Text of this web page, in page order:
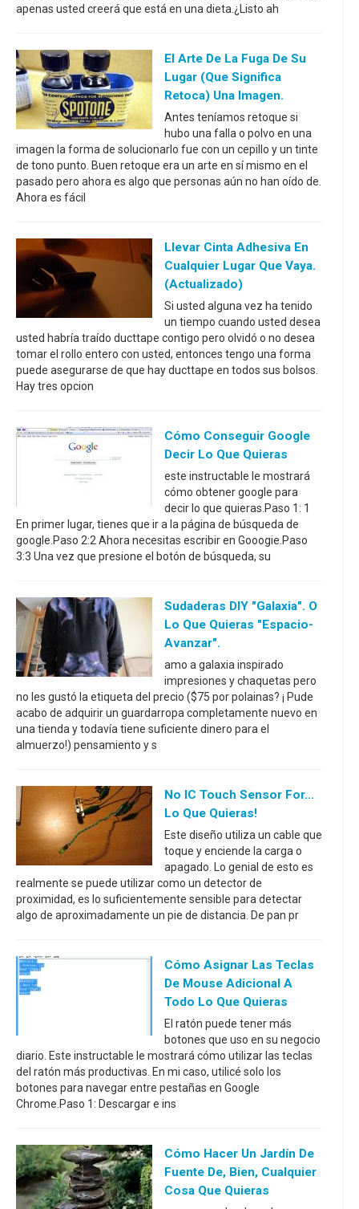
apenas usted creerá que está en una dieta.¿Listo ah
El Arte De La Fuga De Su
Lugar (que Significa
Retoca) Una Imagen.
Antes teníamos retoque si
hubo una falla o polvo en una
imagen la forma de solucionarlo fue con un cepillo y un tinte
de tono punto. Buen retoque era un arte en sí mismo en el
pasado pero ahora es algo que personas aún no han oído de.
Ahora es fácil
Llevar Cinta Adhesiva En
Cualquier Lugar Que Vaya.
(Actualizado)
Si usted alguna vez ha tenido
un tiempo cuando usted desea
usted habría traído ducttape contigo pero olvidó o no desea
tomar el rollo entero con usted, entonces tengo una forma
puede asegurarse de que hay ducttape en todos sus bolsos.
Hay tres opcion
Cómo Conseguir Google
Decir Lo Que Quieras
este instructable le mostrará
cómo obtener google para
decir lo que quieras.Paso 1: 1
En primer lugar, tienes que ir a la página de búsqueda de
google.Paso 2:2 Ahora necesitas escribir en Gooogie.Paso
3:3 Una vez que presione el botón de búsqueda, su
Sudaderas DIY "Galaxia". O
Lo Que Quieras "Espacio-
Avanzar".
amo a galaxia inspirado
impresiones y chaquetas pero
no les gustó la etiqueta del precio ($75 por polainas? ¡ Pude
acabo de adquirir un guardarropa completamente nuevo en
una tienda y todavía tiene suficiente dinero para el
almuerzo!) pensamiento y s
No IC Touch Sensor For...
Lo Que Quieras!
Este diseño utiliza un cable que
toque y enciende la carga o
apagado. Lo genial de esto es
realmente se puede utilizar como un detector de
proximidad, es lo suficientemente sensible para detectar
algo de aproximadamente un pie de distancia. De pan pr
Cómo Asignar Las Teclas
De Mouse Adicional A
Todo Lo Que Quieras
El ratón puede tener más
botones que uso en su negocio
diario. Este instructable le mostrará cómo utilizar las teclas
del ratón más productivas. En mi caso, utilicé solo los
botones para navegar entre pestañas en Google
Chrome.Paso 1: Descargar e ins
Cómo Hacer Un Jardín De
Fuente De, Bien, Cualquier
Cosa Que Quieras